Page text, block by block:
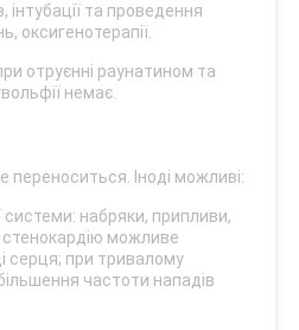
інтубації та проведення
оксигенотерапії.
отруєнні раунатином та
немає.
переноситься. Іноді можливі:
набряки, припливи,
стенокардію можливе
серця; при тривалому
частоти нападів